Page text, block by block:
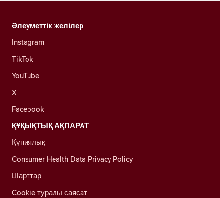
Әлеуметтік желілер
Instagram
TikTok
YouTube
X
Facebook
ҚҰҚЫҚТЫҚ АҚПАРАТ
Құпиялық
Consumer Health Data Privacy Policy
Шарттар
Cookie туралы саясат